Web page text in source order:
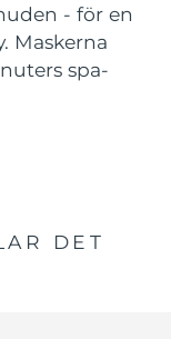
- för en
Maskerna
spa-
DET